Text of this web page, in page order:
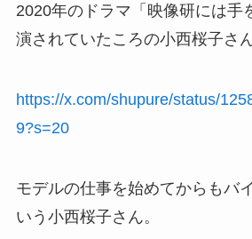
2020年のドラマ「映像研には手
演されていたころの小西桜子さ
https://x.com/shupure/status/
9?s=20
モデルの仕事を始めてからもバ
いう小西桜子さん。